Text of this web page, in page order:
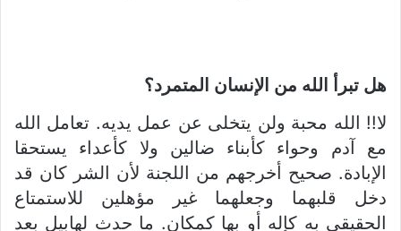
هل تبرأ الله من الإنسان المتمرد؟
لا!! الله محبة ولن يتخلى عن عمل يديه. تعامل الله
مع آدم وحواء كأبناء ضالين ولا كأعداء يستحقا
الإبادة. صحيح أخرجهم من اللجنة لأن الشر كان قد
دخل قلبهما وجعلهما غير مؤهلين للاستمتاع
الحقيقي به كإله أو بها كمكان. ما حدث لهابيل بعد